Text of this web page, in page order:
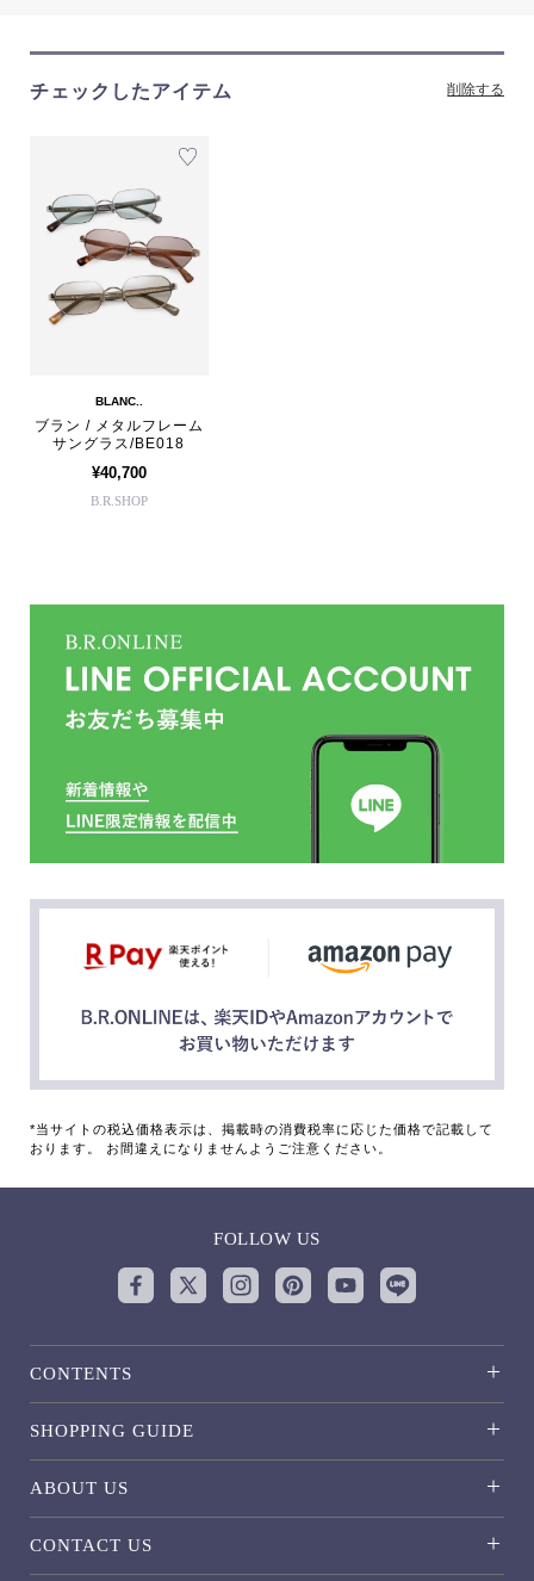
チェックしたアイテム 削除する
BLANC..
ブラン / メタルフレーム
サングラス/BE018
¥40,700
B.R.SHOP
*当サイトの税込価格表示は、掲載時の消費税率に応じた価格で記載して
おります。 お間違えになりませんようご注意ください。
FOLLOW US
CONTENTS
SHOPPING GUIDE
ABOUT US
CONTACT US